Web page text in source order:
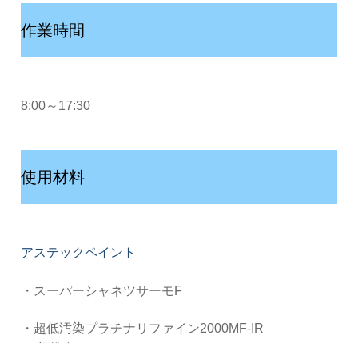
作業時間
8:00～17:30
使用材料
アステックペイント
・スーパーシャネツサーモF
・超低汚染プラチナリファイン2000MF-IR